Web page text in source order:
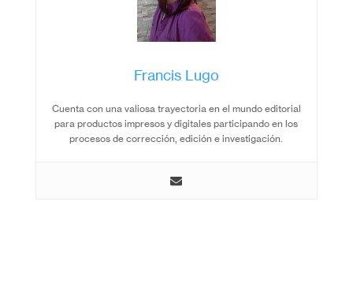
Francis Lugo
Cuenta con una valiosa trayectoria en el mundo editorial
para productos impresos y digitales participando en los
procesos de corrección, edición e investigación.